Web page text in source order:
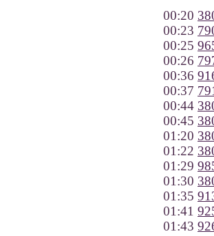
00:20
00:23
00:25
00:26
00:36
00:37
00:44
00:45
01:20
01:22
01:29
01:30
01:35
01:41
01:43